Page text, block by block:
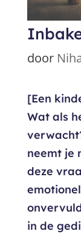
door
[Een
Wat als
neemt je
deze
in de